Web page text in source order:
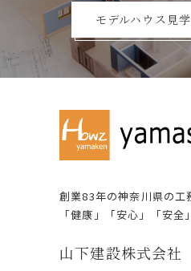
モデルハウス見
創業83年の神奈川県の⼯
「健康」「安⼼」「安全
⼭下建設株式会社